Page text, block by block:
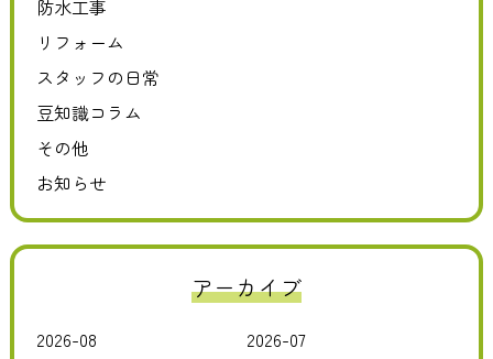
防水工事
リフォーム
スタッフの日常
豆知識コラム
その他
お知らせ
アーカイブ
2026-08
2026-07